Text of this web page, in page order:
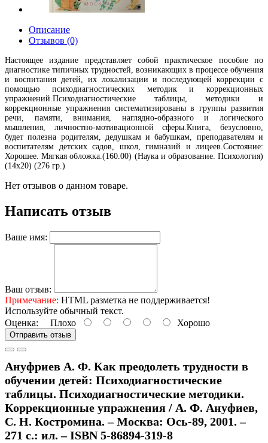
Описание
Отзывов (0)
Настоящее издание представляет собой практическое пособие по
диагностике типичных трудностей, возникающих в процессе обучения
и воспитания детей, их локализации и последующей коррекции с
помощью психодиагностических методик и коррекционных
упражнений.Психодиагностические таблицы, методики и
коррекционные упражнения систематизированы в группы развития
речи, памяти, внимания, наглядно-образного и логического
мышления, личностно-мотивационной сферы.Книга, безусловно,
будет полезна родителям, дедушкам и бабушкам, преподавателям и
воспитателям детских садов, школ, гимназий и лицеев.Состояние:
Хорошее. Мягкая обложка.(160.00) (Наука и образование. Психология)
(14х20) (276 гр.)
Нет отзывов о данном товаре.
Написать отзыв
Ваше имя:
Ваш отзыв:
Примечание: HTML разметка не поддерживается!
Используйте обычный текст.
Оценка: Плохо Хорошо
Отправить отзыв
Ануфриев А. Ф. Как преодолеть трудности в
обучении детей: Психодиагностические
таблицы. Психодиагностические методики.
Коррекционные упражнения / А. Ф. Ануфиев,
С. Н. Костромина. – Москва: Ось-89, 2001. –
271 с.: ил. – ISBN 5-86894-319-8